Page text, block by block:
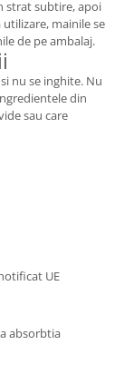
strat subtire, apoi
mainile se
de pe ambalaj.
nu se inghite. Nu
din
sau care
UE
absorbtia